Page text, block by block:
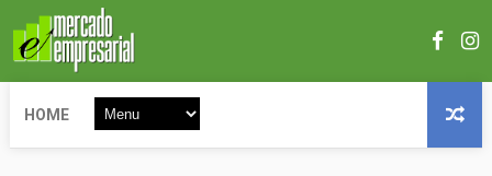
HOME